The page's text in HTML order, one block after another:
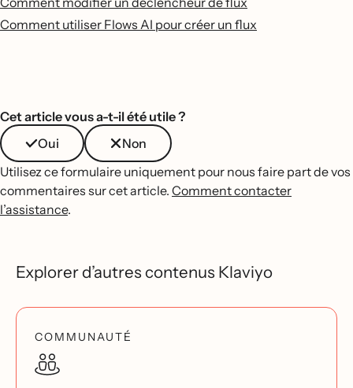
Comment utiliser Flows AI pour créer un flux
Cet article vous a-t-il été utile ?
Oui
Non
Utilisez ce formulaire uniquement pour nous faire part de vos
commentaires sur cet article. Comment contacter
l’assistance.
Explorer d’autres contenus Klaviyo
COMMUNAUTÉ